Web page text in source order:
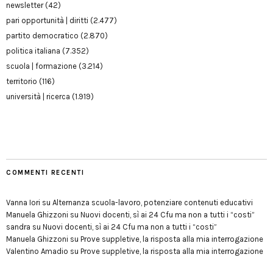
newsletter(42)
pari opportunità | diritti (2.477)
partito democratico (2.870)
politica italiana (7.352)
scuola | formazione (3.214)
territorio (116)
università | ricerca (1.919)
COMMENTI RECENTI
Vanna Iori su Alternanza scuola-lavoro, potenziare contenuti educativi
Manuela Ghizzoni su Nuovi docenti, sì ai 24 Cfu ma non a tutti i “costi”
sandra su Nuovi docenti, sì ai 24 Cfu ma non a tutti i “costi”
Manuela Ghizzoni su Prove suppletive, la risposta alla mia interrogazione
Valentino Amadio su Prove suppletive, la risposta alla mia interrogazione